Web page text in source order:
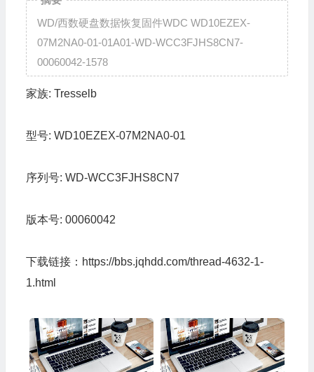
WD/西数硬盘数据恢复固件WDC WD10EZEX-
07M2NA0-01-01A01-WD-WCC3FJHS8CN7-
00060042-1578
家族: Tresselb
型号: WD10EZEX-07M2NA0-01
序列号: WD-WCC3FJHS8CN7
版本号: 00060042
下载链接： https://bbs.jqhdd.com/thread-4632-1-
1.html